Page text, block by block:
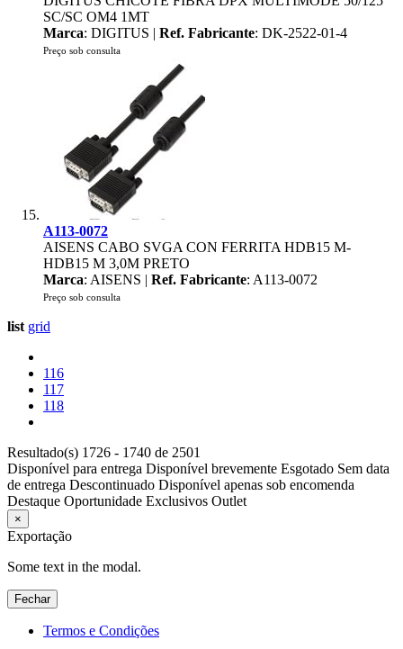
SC/SC OM4 1MT
Marca: DIGITUS | Ref. Fabricante: DK-2522-01-4
Preço sob consulta
A113-0072
AISENS CABO SVGA CON FERRITA HDB15 M-
HDB15 M 3,0M PRETO
Marca: AISENS | Ref. Fabricante: A113-0072
Preço sob consulta
list grid
116
117
118
Resultado(s) 1726 - 1740 de 2501
Disponível para entrega Disponível brevemente Esgotado Sem data
de entrega Descontinuado Disponível apenas sob encomenda
Destaque Oportunidade Exclusivos Outlet
×
Exportação
Some text in the modal.
Fechar
Termos e Condições